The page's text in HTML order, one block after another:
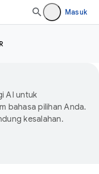
Masuk
AI untuk
bahasa pilihan Anda.
kesalahan.